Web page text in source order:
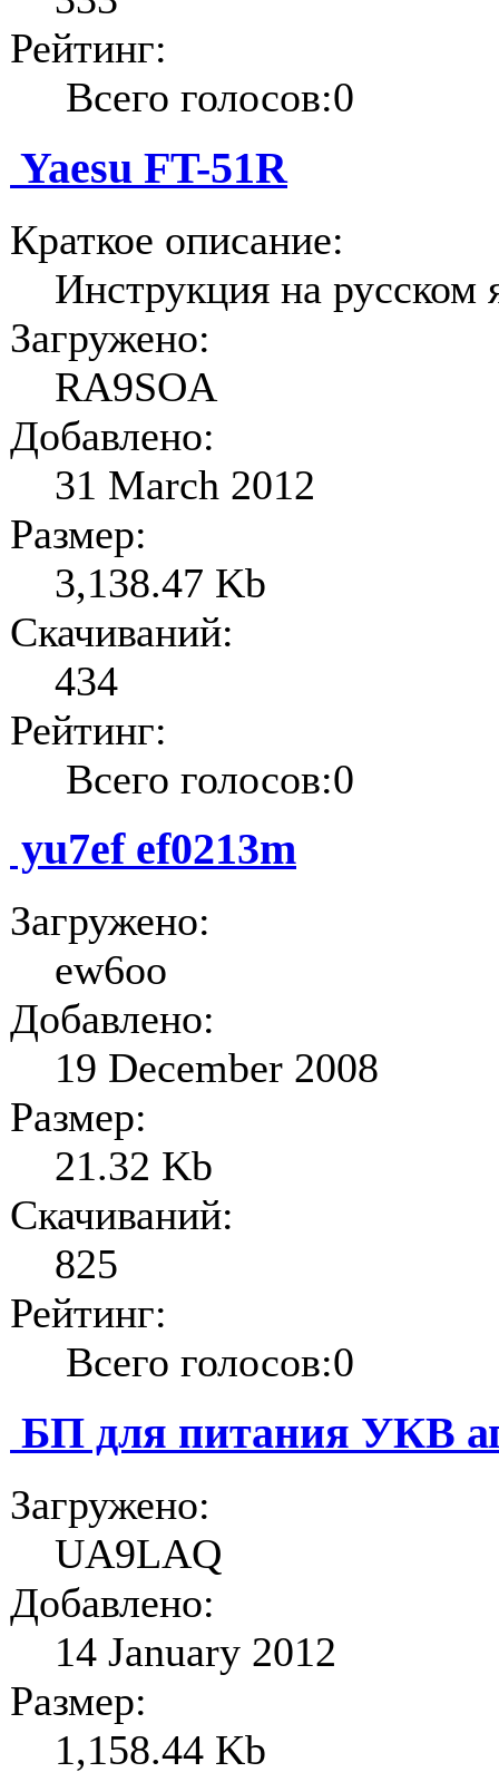
Рейтинг:
Всего голосов:0
Yaesu FT-51R
Краткое описание:
Инструкция на русском
Загружено:
RA9SOA
Добавлено:
31 March 2012
Размер:
3,138.47 Kb
Скачиваний:
434
Рейтинг:
Всего голосов:0
yu7ef ef0213m
Загружено:
ew6oo
Добавлено:
19 December 2008
Размер:
21.32 Kb
Скачиваний:
825
Рейтинг:
Всего голосов:0
БП для питания УКВ
Загружено:
UA9LAQ
Добавлено:
14 January 2012
Размер:
1,158.44 Kb